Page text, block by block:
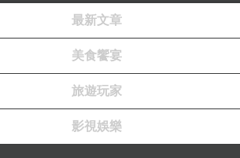
式，呵護全家人的靈魂之窗
最新文章
美食饗宴
旅遊玩家
影視娛樂